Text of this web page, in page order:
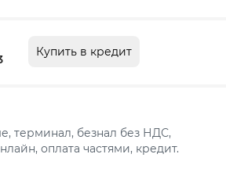
Купить в кредит
терминал, безнал без НДС,
оплата частями, кредит.